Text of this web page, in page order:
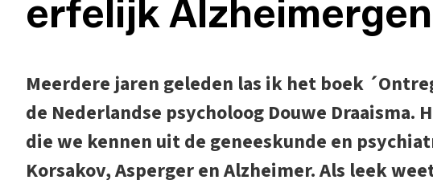
erfelijk Alzheimergen
Meerdere jaren geleden las ik het boek
de Nederlandse psycholoog Douwe
die we kennen uit de geneeskunde en
Korsakov, Asperger en Alzheimer. Als leek